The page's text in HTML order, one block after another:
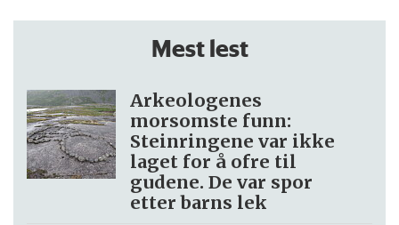
Mest lest
Arkeologenes
morsomste funn:
Steinringene var ikke
laget for å ofre til
gudene. De var spor
etter barns lek